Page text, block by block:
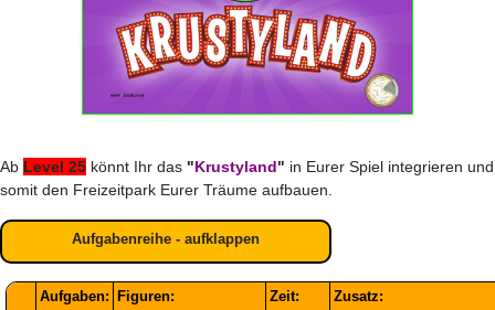
Ab Level 25 könnt Ihr das "Krustyland" in Eurer Spiel integrieren und
somit den Freizeitpark Eurer Träume aufbauen.
Aufgabenreihe - aufklappen
Aufgaben: Figuren: Zeit: Zusatz: